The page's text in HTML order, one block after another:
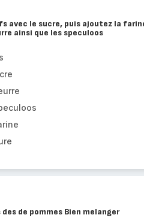
avec le sucre, puis ajoutez la
ainsi que les speculoos
de pommes Bien melanger